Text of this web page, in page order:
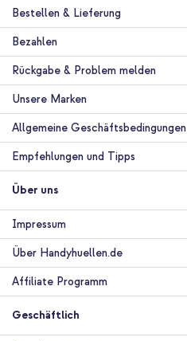
Bestellen & Lieferung
Bezahlen
Rückgabe & Problem melden
Unsere Marken
Allgemeine Geschäftsbedingungen
Empfehlungen und Tipps
Über uns
Impressum
Über Handyhuellen.de
Affiliate Programm
Geschäftlich